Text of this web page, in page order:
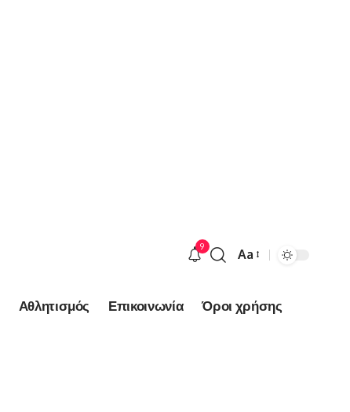
9
Font
Aa
Αθλητισμός Επικοινωνία Όροι χρήσης